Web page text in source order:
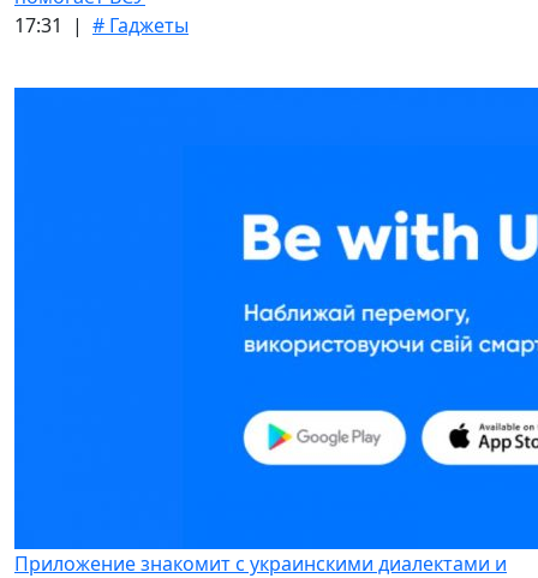
17:31 | # Гаджеты
Приложение знакомит с украинскими диалектами и